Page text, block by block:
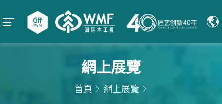
網上展覽
首頁 網上展覽